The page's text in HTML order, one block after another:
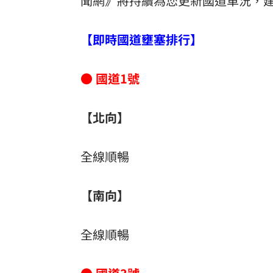
【即時國道壅塞排行】
● 國道1號
【北向】
全線順暢
【南向】
全線順暢